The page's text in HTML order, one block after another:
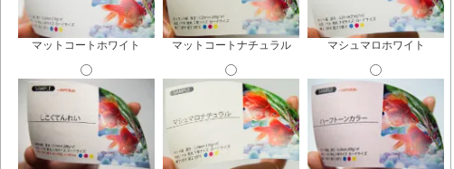
マットコートホワイト マットコートナチュラル マシュマロホワイト